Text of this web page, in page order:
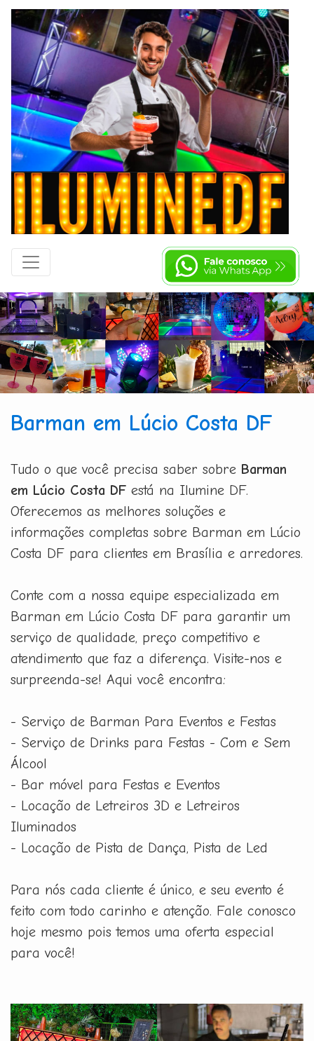
Barman em Lúcio Costa DF
Tudo o que você precisa saber sobre Barman
em Lúcio Costa DF está na Ilumine DF.
Oferecemos as melhores soluções e
informações completas sobre Barman em Lúcio
Costa DF para clientes em Brasília e arredores.
Conte com a nossa equipe especializada em
Barman em Lúcio Costa DF para garantir um
serviço de qualidade, preço competitivo e
atendimento que faz a diferença. Visite-nos e
surpreenda-se! Aqui você encontra:
- Serviço de Barman Para Eventos e Festas
- Serviço de Drinks para Festas - Com e Sem
Álcool
- Bar móvel para Festas e Eventos
- Locação de Letreiros 3D e Letreiros
Iluminados
- Locação de Pista de Dança, Pista de Led
Para nós cada cliente é único, e seu evento é
feito com todo carinho e atenção. Fale conosco
hoje mesmo pois temos uma oferta especial
para você!